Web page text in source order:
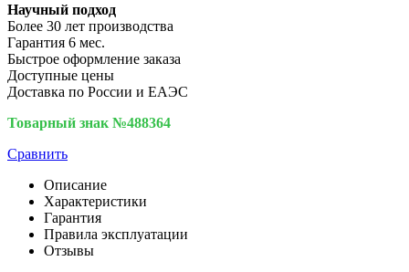
Научный подход
Более 30 лет производства
Гарантия 6 мес.
Быстрое оформление заказа
Доступные цены
Доставка по России и ЕАЭС
Товарный знак №488364
Сравнить
Описание
Характеристики
Гарантия
Правила эксплуатации
Отзывы